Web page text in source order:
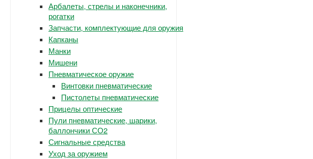
Арбалеты, стрелы и наконечники,
рогатки
Запчасти, комплектующие для оружия
Капканы
Манки
Мишени
Пневматическое оружие
Винтовки пневматические
Пистолеты пневматические
Прицелы оптические
Пули пневматические, шарики,
баллончики СО2
Сигнальные средства
Уход за оружием